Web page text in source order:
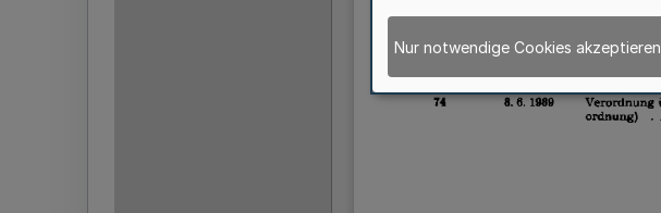
Nur notwendige Cookies akzeptieren